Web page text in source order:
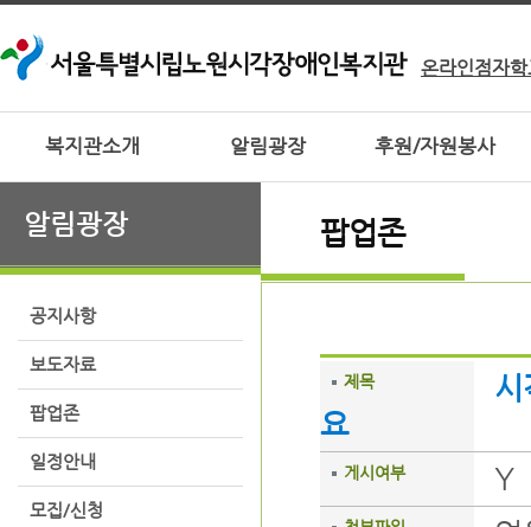
온라인점자
복지관소개 알림광장 후원/자원봉사
알림광장
공지사항
보도자료
팝업존
일정안내
모집/신청
팝업존
제목
시
요
게시여부 Y